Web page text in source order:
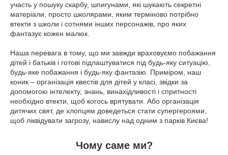
участь у пошуку скарбу, шпигунами, які шукають секретні
матеріали, просто школярами, яким терміново потрібно
втекти з школи і сотнями інших персонажів, про яких
фантазує кожен малюк.
Наша перевага в тому, що ми завжди враховуємо побажання
дітей і батьків і готові підлаштуватися під будь-яку ситуацію,
будь-яке побажання і будь-яку фантазію. Приміром, наш
коник – організація квестів для дітей у класі, звідки за
допомогою інтелекту, знань, винахідливості і спритності
необхідно втекти, щоб когось врятувати. Або організація
дитячих свят, де хлопцям доведеться стати супергероями,
щоб ліквідувати загрозу, навислу над одним з парків Києва!
Чому саме ми?